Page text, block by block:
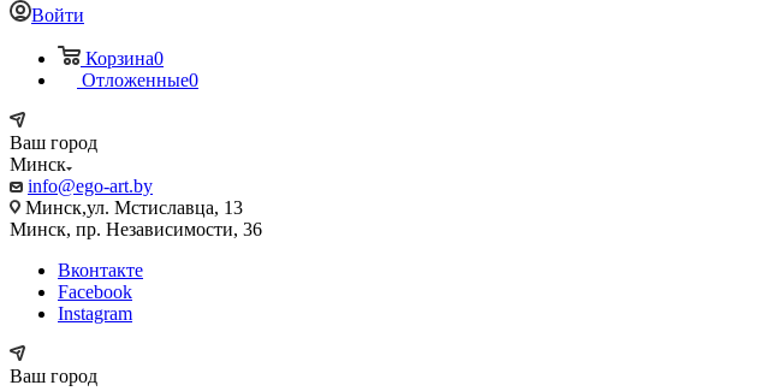
Войти
Корзина0
Отложенные0
Ваш город
Минск
info@ego-art.by
Минск,ул. Мстиславца, 13
Минск, пр. Независимости, 36
Вконтакте
Facebook
Instagram
Ваш город